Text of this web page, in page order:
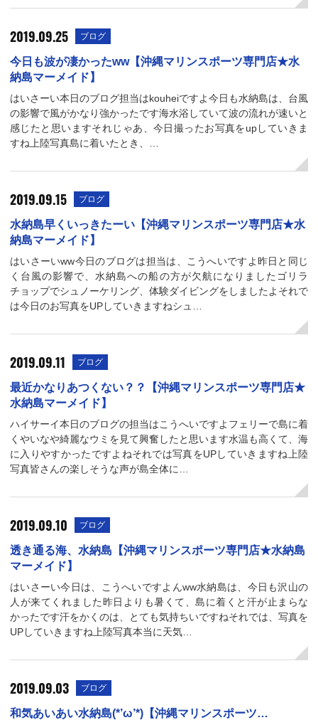
2019.09.25 ブログ
今日も波が凄かったww【沖縄マリンスポーツ専門店★水
納島マーメイド】
はいさーい本日のブログ担当はkouheiですよ今日も水納島は、台風
の影響で風がかなり強かったです海水浴していて波の流れが速いと
感じたと思いますそれじゃあ、今日撮ったお写真をupしていきま
すね上陸写真島に着いたとき、…
2019.09.15 ブログ
水納島早くいっきたーい【沖縄マリンスポーツ専門店★水
納島マーメイド】
はいさーいww今日のブログは担当は、こうへいですよ昨日と同じ
く台風の影響で、水納島への船の方が欠航になりましたゴリラ
チョップでシュノーケリング、体験ダイビングをしましたよそれで
は今日のお写真をUPしていきますねシュ…
2019.09.11 ブログ
最近かなりあつくない？？【沖縄マリンスポーツ専門店★
水納島マーメイド】
ハイサーイ本日のブログの担当はこうへいですよフェリーで島に着
くやいなや綺麗なウミを見て興奮したと思います水温も高くて、海
に入りやすかったですよねそれでは写真をUPしていきますね上陸
写真皆さんの楽しそうな声が島全体に…
2019.09.10 ブログ
透き通る海、水納島【沖縄マリンスポーツ専門店★水納島
マーメイド】
はいさーい今日は、こうへいですよんww水納島は、今日も沢山の
人が来てくれました昨日よりも暑くて、島に着くと汗が止まらな
かったです汗をかくのは、とても気持ちいですねそれでは、写真を
UPしていきますね上陸写真本当に天気…
2019.09.03 ブログ
和気あいあい水納島(*’ω’*)【沖縄マリンスポーツ…